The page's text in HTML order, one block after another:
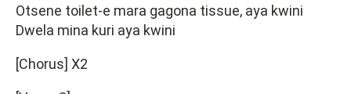
Otsene toilet-e mara gagona tissue, aya kwini
Dwela mina kuri aya kwini
[Chorus] X2